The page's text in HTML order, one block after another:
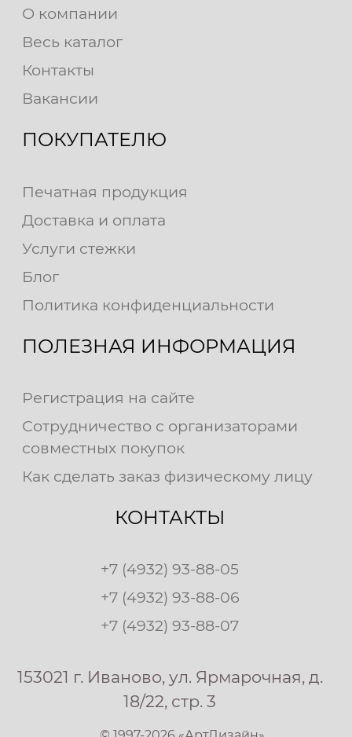
О компании
Весь каталог
Контакты
Вакансии
ПОКУПАТЕЛЮ
Печатная продукция
Доставка и оплата
Услуги стежки
Блог
Политика конфиденциальности
ПОЛЕЗНАЯ ИНФОРМАЦИЯ
Регистрация на сайте
Сотрудничество с организаторами
совместных покупок
Как сделать заказ физическому лицу
КОНТАКТЫ
+7 (4932) 93-88-05
+7 (4932) 93-88-06
+7 (4932) 93-88-07
153021 г. Иваново, ул. Ярмарочная, д.
18/22, стр. 3